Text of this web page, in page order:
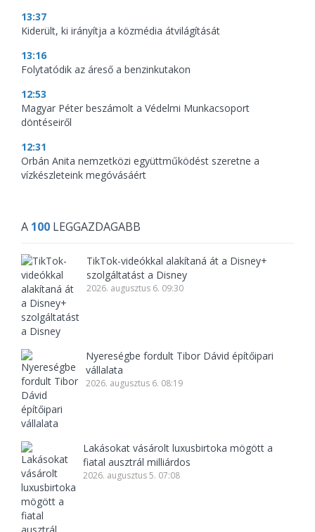
13:37
Kiderült, ki irányítja a közmédia átvilágítását
13:16
Folytatódik az áreső a benzinkutakon
12:53
Magyar Péter beszámolt a Védelmi Munkacsoport
döntéseiről
12:31
Orbán Anita nemzetközi együttműködést szeretne a
vízkészleteink megóvásáért
A 100 LEGGAZDAGABB
TikTok-videókkal alakítaná át a Disney+
szolgáltatást a Disney
2026. augusztus 6. 09:30
Nyereségbe fordult Tibor Dávid építőipari
vállalata
2026. augusztus 6. 08:19
Lakásokat vásárolt luxusbirtoka mögött a
fiatal ausztrál milliárdos
2026. augusztus 5. 07:08